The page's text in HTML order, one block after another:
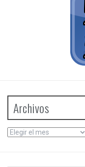
Archivos
Archivos